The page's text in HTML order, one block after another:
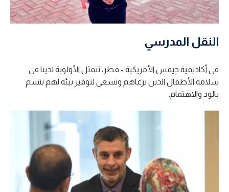
النقل المدرسي
في أكاديمية جيمس الأمريكية - قطر، تتمثل الأولوية لدينا في
سلامة الأطفال الذين نرعاهم ونسعى لتوفير بيئة لهم تتسم
بالود والاهتمام.